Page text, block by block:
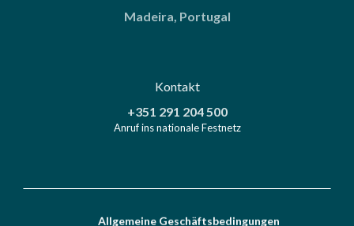
Madeira, Portugal
Kontakt
+351 291 204 500
Anruf ins nationale Festnetz
Allgemeine Geschäftsbedingungen